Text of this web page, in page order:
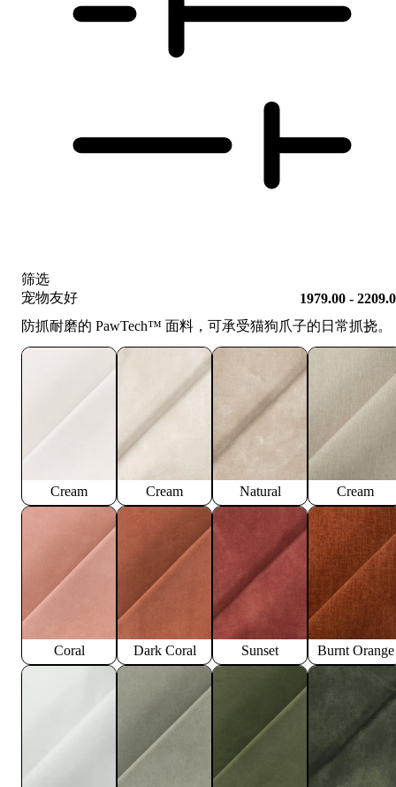
筛选
宠物友好
1979.00 -
防抓耐磨的 PawTech™️ 面料，可承受猫狗爪子的日常抓挠。
Cream Cream Natural Cream
Coral Dark Coral Sunset Burnt Orange